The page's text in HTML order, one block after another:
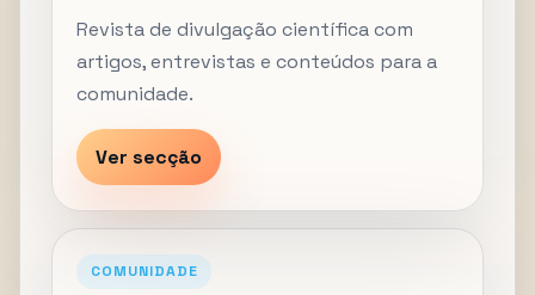
Revista de divulgação científica com
artigos, entrevistas e conteúdos para a
comunidade.
Ver secção
COMUNIDADE